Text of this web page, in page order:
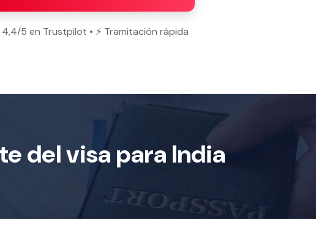
4,4/5 en Trustpilot • ⚡ Tramitación rápida
del visa para India